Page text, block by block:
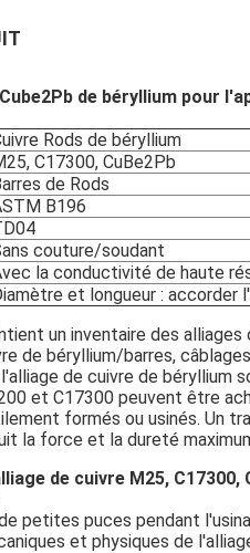
de béryllium pour
Rods de béryllium
C17300, CuBe2Pb
de Rods
B196
couture/soudant
la conductivité de haute
et longueur : accorder
un inventaire des
de béryllium/barres,
de cuivre de béryllium
et C17300 peuvent être
formés ou usinés. Un
la force et la dureté
de cuivre M25, C17300,
petites puces pendant
et physiques de